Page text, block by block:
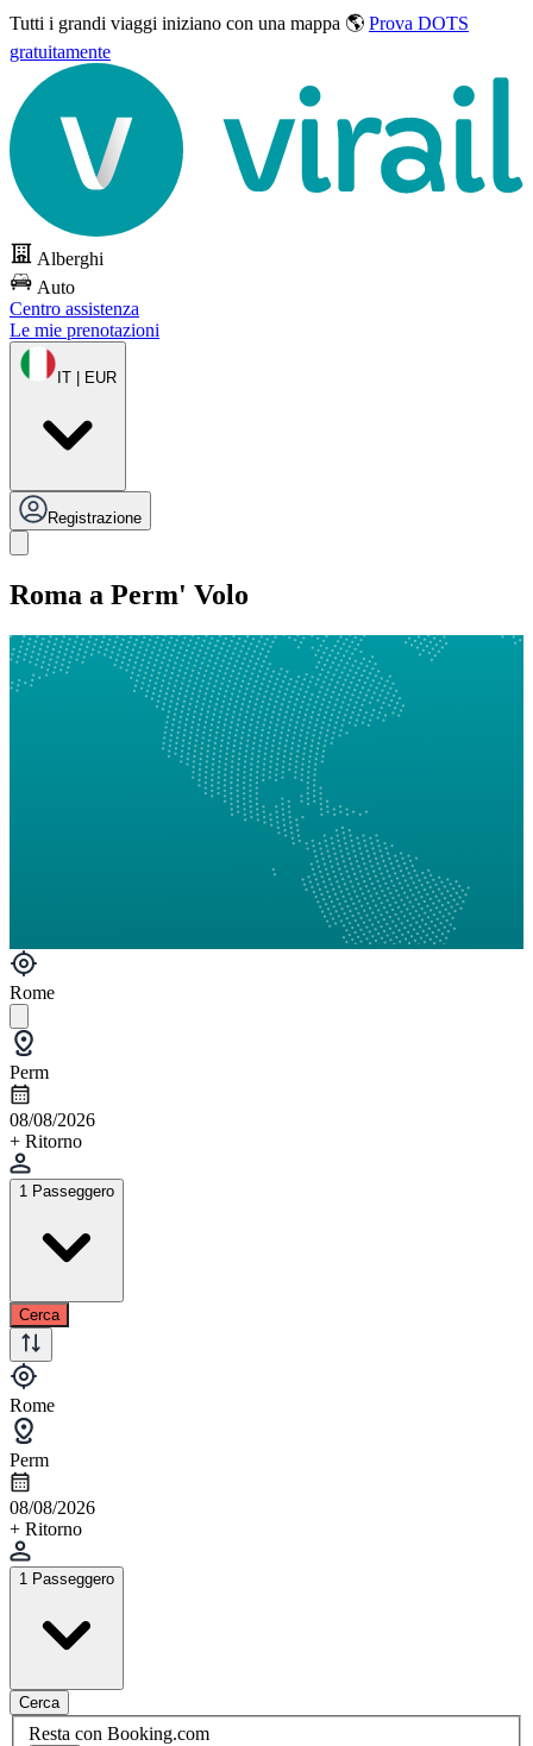
Tutti i grandi viaggi iniziano con una mappa 🌎 Prova DOTS
gratuitamente
Alberghi
Auto
Centro assistenza
Le mie prenotazioni
IT | EUR
Registrazione
Roma a Perm' Volo
Rome
Perm
08/08/2026
+ Ritorno
1 Passeggero
Cerca
Rome
Perm
08/08/2026
+ Ritorno
1 Passeggero
Cerca
Resta con Booking.com